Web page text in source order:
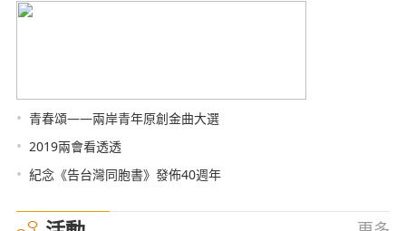
• 青春頌——兩岸青年原創金曲大選
• 2019兩會看透透
• 紀念《告台灣同胞書》發佈40週年